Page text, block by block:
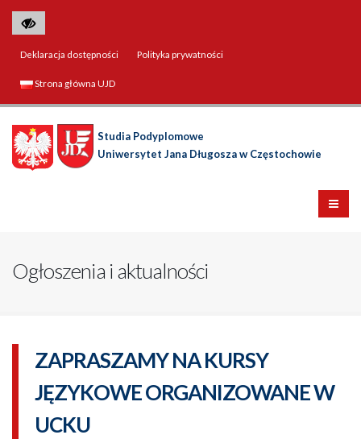
Deklaracja dostępności Polityka prywatności
Strona główna UJD
Studia Podyplomowe
Uniwersytet Jana Długosza w Częstochowie
Ogłoszenia i aktualności
ZAPRASZAMY NA KURSY
JĘZYKOWE ORGANIZOWANE W
UCKU